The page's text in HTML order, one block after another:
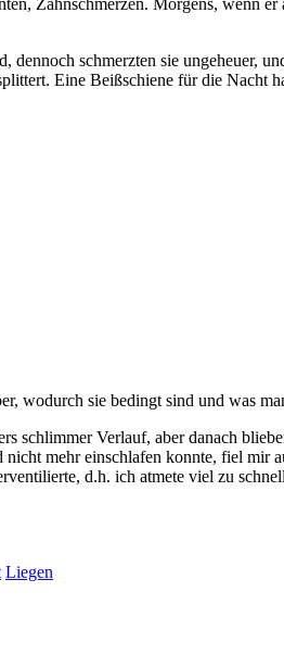
Zahnschmerzen. Morgens, wenn
schmerzten sie ungeheuer,
Eine Beißschiene für die Nacht
wodurch sie bedingt sind und was
schlimmer Verlauf, aber danach
mehr einschlafen konnte, fiel mir
d.h. ich atmete viel zu
Liegen